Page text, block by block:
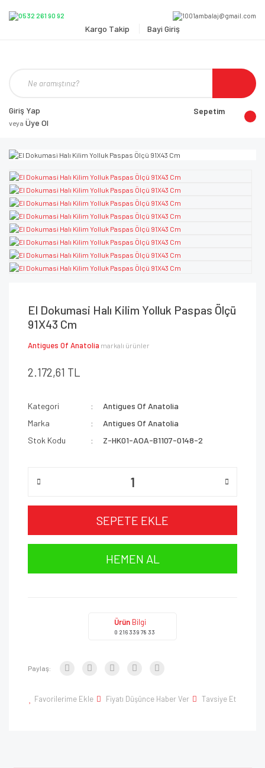
Kargo Takip Bayi Giriş
Giriş Yap
veya Üye Ol
Sepetim
El Dokumasi Halı Kilim Yolluk Paspas Ölçü
91X43 Cm
Antigues Of Anatolia markalı ürünler
2.172,61 TL
Kategori
Antigues Of Anatolia
Marka
Antigues Of Anatolia
Stok Kodu
Z-HK01-AOA-B1107-0148-2
SEPETE EKLE
HEMEN AL
Ürün Bilgi
0 216 339 78 33
Paylaş:
Favorilerime Ekle Fiyatı Düşünce Haber Ver Tavsiye Et